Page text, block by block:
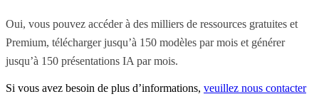
Oui, vous pouvez accéder à des milliers de ressources gratuites et
Premium, télécharger jusqu’à 150 modèles par mois et générer
jusqu’à 150 présentations IA par mois.
Si vous avez besoin de plus d’informations, veuillez nous contacter